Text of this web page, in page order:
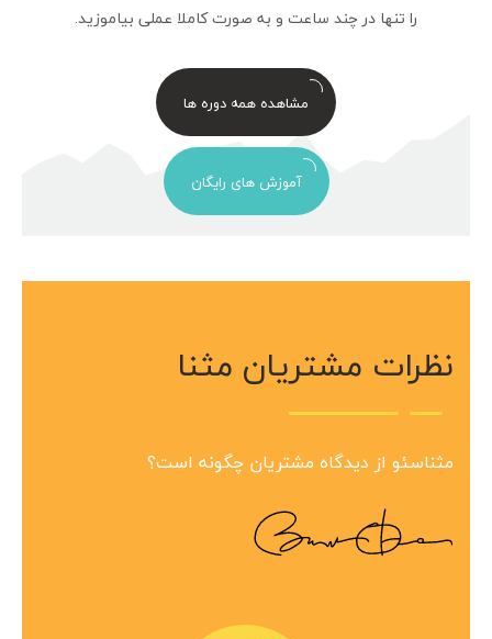
را تنها در چند ساعت و به صورت کاملا عملی بیاموزید.
مشاهده همه دوره ها
آموزش های رایگان
نظرات مشتریان مثنا
مثناسئو از دیدگاه مشتریان چگونه است؟